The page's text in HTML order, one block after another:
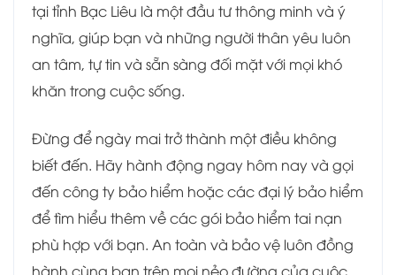
tại tỉnh Bạc Liêu là một đầu tư thông minh và ý
nghĩa, giúp bạn và những người thân yêu luôn
an tâm, tự tin và sẵn sàng đối mặt với mọi khó
khăn trong cuộc sống.
Đừng để ngày mai trở thành một điều không
biết đến. Hãy hành động ngay hôm nay và gọi
đến công ty bảo hiểm hoặc các đại lý bảo hiểm
để tìm hiểu thêm về các gói bảo hiểm tai nạn
phù hợp với bạn. An toàn và bảo vệ luôn đồng
hành cùng bạn trên mọi nẻo đường của cuộc